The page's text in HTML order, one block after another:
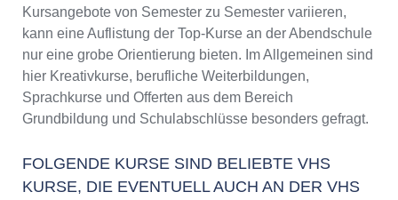
Kursangebote von Semester zu Semester variieren,
kann eine Auflistung der Top-Kurse an der Abendschule
nur eine grobe Orientierung bieten. Im Allgemeinen sind
hier Kreativkurse, berufliche Weiterbildungen,
Sprachkurse und Offerten aus dem Bereich
Grundbildung und Schulabschlüsse besonders gefragt.
FOLGENDE KURSE SIND BELIEBTE VHS
KURSE, DIE EVENTUELL AUCH AN DER VHS